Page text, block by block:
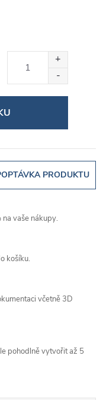
PRODUKTU
vaše nákupy.
košíku.
včetně 3D
pohodlně vytvořit až 5